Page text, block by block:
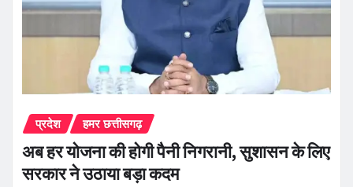
प्रदेश हमर छत्तीसगढ़
अब हर योजना की होगी पैनी निगरानी, सुशासन के लिए
सरकार ने उठाया बड़ा कदम